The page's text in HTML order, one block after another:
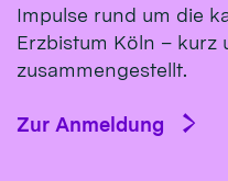
Impulse rund um die
Erzbistum Köln – kurz
zusammengestellt.
Zur Anmeldung